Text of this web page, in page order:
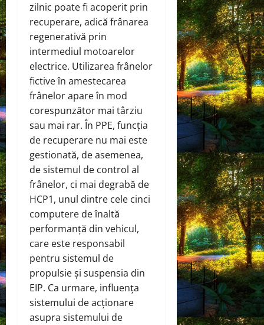
zilnic poate fi acoperit prin
recuperare, adică frânarea
regenerativă prin
intermediul motoarelor
electrice. Utilizarea frânelor
fictive în amestecarea
frânelor apare în mod
corespunzător mai târziu
sau mai rar. În PPE, funcția
de recuperare nu mai este
gestionată, de asemenea,
de sistemul de control al
frânelor, ci mai degrabă de
HCP1, unul dintre cele cinci
computere de înaltă
performanță din vehicul,
care este responsabil
pentru sistemul de
propulsie și suspensia din
EIP. Ca urmare, influența
sistemului de acționare
asupra sistemului de